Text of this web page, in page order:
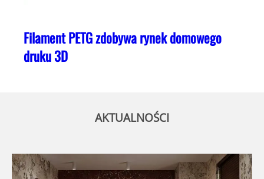
Filament PETG zdobywa rynek domowego
druku 3D
AKTUALNOŚCI